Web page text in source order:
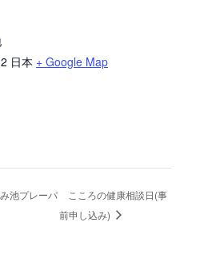
日本 + Google Map
池プレーパ
こころの健康相談日(事
前申し込み)